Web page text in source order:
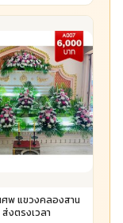
ศพ แขวงคลองสาน
งตรงเวลา